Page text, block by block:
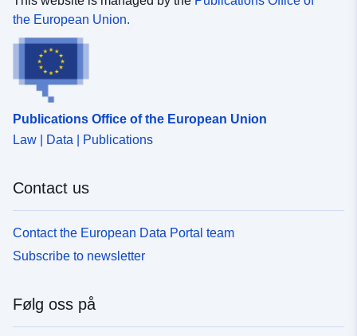
και ερευνητική χρήση και υπόκεινται σε αναθεωρήσεις,
της ποιότητάς τους. Η πιο πρόσφατη διαθέσιμη έκδοση
του κάθε συνόλου δεδομένων αντικαθιστά όλες τις
προγενέστερες.&#160;Ο χρήστης έχει την ευθύνη να
λαμβάνει γνώση των επικαιροποιούμενων
μεθοδολογικών επεξηγήσεων (metadata) και της
συμπληρωματικής πληροφόρησης που συνοδεύουν το
the European Union.
Publications Office of the European Union
Law | Data | Publications
Contact us
Contact the European Data Portal team
Subscribe to newsletter
Følg oss på